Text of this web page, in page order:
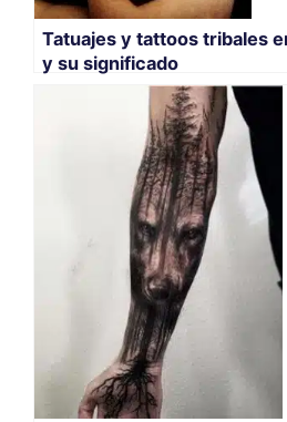
Tatuajes y tattoos tribales
y su significado